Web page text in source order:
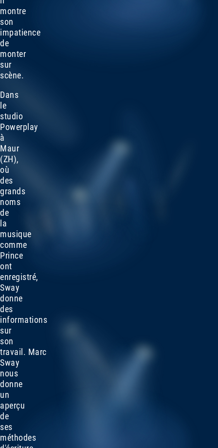
montre
son
impatience
de
monter
sur
scène.
Dans
le
studio
Powerplay
à
Maur
(ZH),
où
des
grands
noms
de
la
musique
comme
Prince
ont
enregistré,
Sway
donne
des
informations
sur
son
travail. Marc
Sway
nous
donne
un
aperçu
de
ses
méthodes